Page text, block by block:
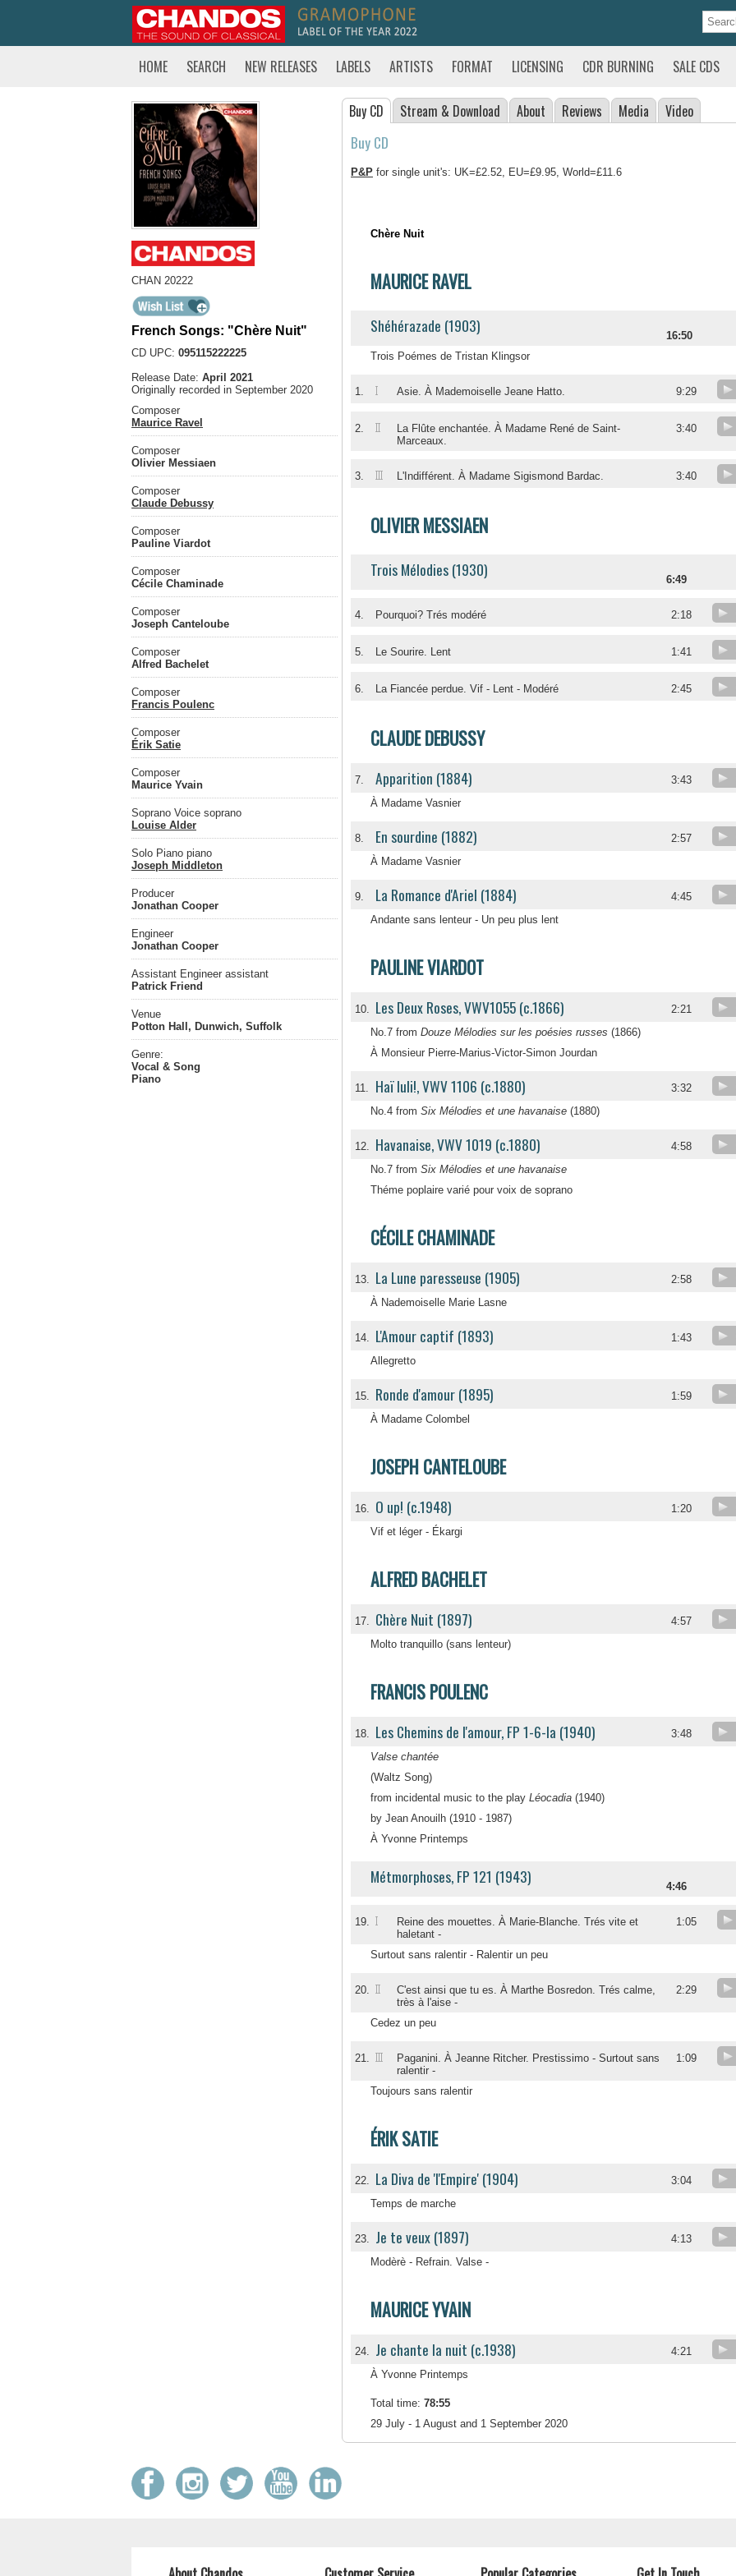
HOME SEARCH NEW RELEASES LABELS ARTISTS FORMAT LICENSING CDR BURNING SALE CDS
CHAN 20222
French Songs: "Chère Nuit"
CD UPC: 095115222225
Release Date: April 2021
Originally recorded in September 2020
Composer
Maurice Ravel
Composer
Olivier Messiaen
Composer
Claude Debussy
Composer
Pauline Viardot
Composer
Cécile Chaminade
Composer
Joseph Canteloube
Composer
Alfred Bachelet
Composer
Francis Poulenc
Composer
Érik Satie
Composer
Maurice Yvain
Soprano Voice soprano
Louise Alder
Solo Piano piano
Joseph Middleton
Producer
Jonathan Cooper
Engineer
Jonathan Cooper
Assistant Engineer assistant
Patrick Friend
Venue
Potton Hall, Dunwich, Suffolk
Genre:
Vocal & Song
Piano
Buy CD Stream & Download About Reviews Media Video
Buy CD
P&P for single unit's: UK=£2.52, EU=£9.95, World=£11.6
Chère Nuit
MAURICE RAVEL
Shéhérazade (1903)
16:50
Trois Poémes de Tristan Klingsor
1. I Asie. À Mademoiselle Jeane Hatto. 9:29
2. II
La Flûte enchantée. À Madame René de Saint-
Marceaux.
3:40
3. III L'Indifférent. À Madame Sigismond Bardac. 3:40
OLIVIER MESSIAEN
Trois Mélodies (1930) 6:49
4. Pourquoi? Trés modéré 2:18
5. Le Sourire. Lent 1:41
6. La Fiancée perdue. Vif - Lent - Modéré 2:45
CLAUDE DEBUSSY
7. Apparition (1884) 3:43
À Madame Vasnier
8. En sourdine (1882) 2:57
À Madame Vasnier
9. La Romance d'Ariel (1884) 4:45
Andante sans lenteur - Un peu plus lent
PAULINE VIARDOT
10. Les Deux Roses, VWV1055 (c.1866) 2:21
No.7 from Douze Mélodies sur les poésies russes (1866)
À Monsieur Pierre-Marius-Victor-Simon Jourdan
11. Haï luli!, VWV 1106 (c.1880) 3:32
No.4 from Six Mélodies et une havanaise (1880)
12. Havanaise, VWV 1019 (c.1880) 4:58
No.7 from Six Mélodies et une havanaise
Théme poplaire varié pour voix de soprano
CÉCILE CHAMINADE
13. La Lune paresseuse (1905) 2:58
À Nademoiselle Marie Lasne
14. L'Amour captif (1893) 1:43
Allegretto
15. Ronde d'amour (1895) 1:59
À Madame Colombel
JOSEPH CANTELOUBE
16. O up! (c.1948) 1:20
Vif et léger - Ékargi
ALFRED BACHELET
17. Chère Nuit (1897) 4:57
Molto tranquillo (sans lenteur)
FRANCIS POULENC
18. Les Chemins de l'amour, FP 1-6-la (1940) 3:48
Valse chantée
(Waltz Song)
from incidental music to the play Léocadia (1940)
by Jean Anouilh (1910 - 1987)
À Yvonne Printemps
Métmorphoses, FP 121 (1943) 4:46
19. I
Reine des mouettes. À Marie-Blanche. Trés vite et
haletant -
1:05
Surtout sans ralentir - Ralentir un peu
20. II
C'est ainsi que tu es. À Marthe Bosredon. Trés calme,
très à l'aise -
2:29
Cedez un peu
21. III
Paganini. À Jeanne Ritcher. Prestissimo - Surtout sans
ralentir -
1:09
Toujours sans ralentir
ÉRIK SATIE
22. La Diva de 'I'Empire' (1904) 3:04
Temps de marche
23. Je te veux (1897) 4:13
Modèrè - Refrain. Valse -
MAURICE YVAIN
24. Je chante la nuit (c.1938) 4:21
À Yvonne Printemps
Total time: 78:55
29 July - 1 August and 1 September 2020